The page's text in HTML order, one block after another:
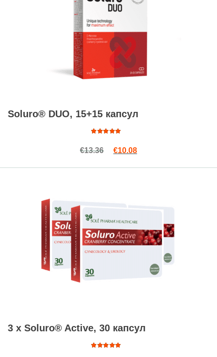
Soluro® DUO, 15+15 капсул
4.84
из
€13.36 Первоначальная цена
€10.08Текущая цена:
3 x Soluro® Active, 30 капсул